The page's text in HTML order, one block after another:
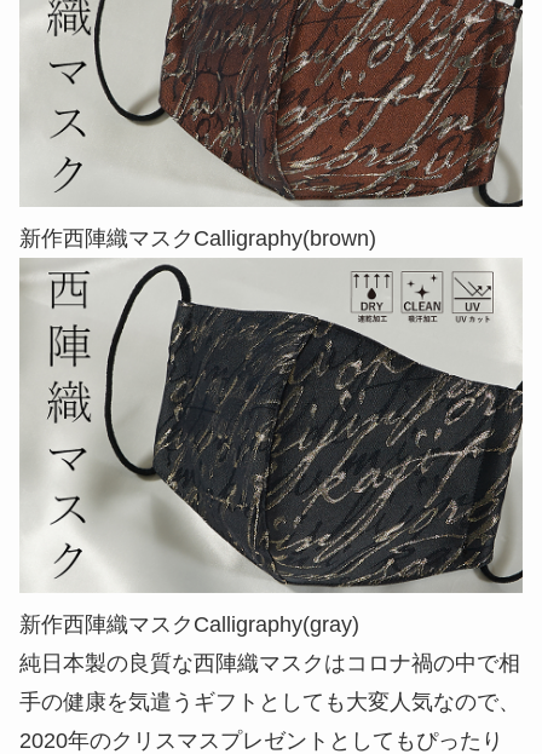
新作西陣織マスクCalligraphy(brown)
新作西陣織マスクCalligraphy(gray)
純日本製の良質な西陣織マスクはコロナ禍の中で相
手の健康を気遣うギフトとしても大変人気なので、
2020年のクリスマスプレゼントとしてもぴったり